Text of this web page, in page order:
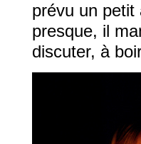
prévu un petit
presque, il
discuter, à